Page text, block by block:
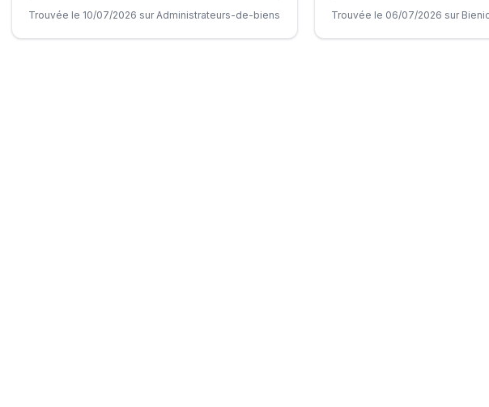
Trouvée le 10/07/2026 sur Administrateurs-de-biens Trouvée le 06/07/2026 sur